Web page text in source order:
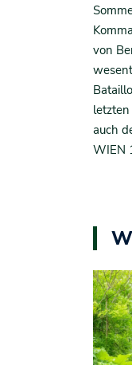
von
auch
WIEN